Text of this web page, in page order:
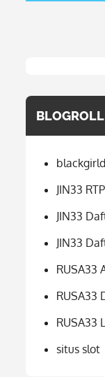
BLOGROLL
JIN33 RTP
JIN33
JIN33
RUSA33
RUSA33
RUSA33
situs slot